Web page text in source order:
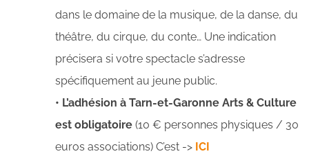
dans le domaine de la musique, de la danse, du
théâtre, du cirque, du conte… Une indication
précisera si votre spectacle s’adresse
spécifiquement au jeune public.
• L’adhésion à Tarn-et-Garonne Arts & Culture
est obligatoire (10 € personnes physiques / 30
euros associations) C’est -> ICI